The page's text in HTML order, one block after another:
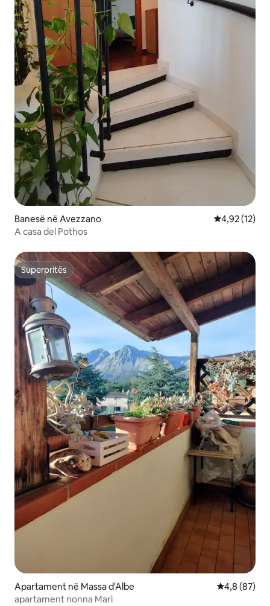
Banesë në Avezzano Vlerësimi
4,92 (12)
A casa del Pothos
Superpritës
Superpritës
Apartament në Massa d'Albe Vlerësimi
4,8 (87)
apartament nonna Marì